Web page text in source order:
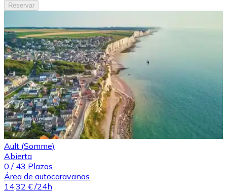
Reservar
Ault (Somme)
Abierta
0 / 43 Plazas
Área de autocaravanas
14,32 € /24h